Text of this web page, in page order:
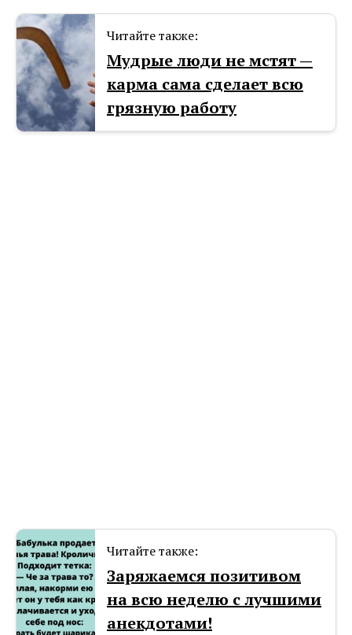
Читайте также:
Мудрые люди не мстят —
карма сама сделает всю
грязную работу
Читайте также:
Заряжаемся позитивом
на всю неделю с лучшими
анекдотами!